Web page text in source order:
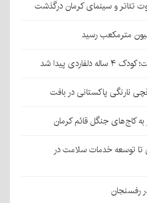
تئاتر و سینمای کرمان درگذشت
پیدا شد
جنگل قائم کرمان
تا توسعه خدمات سلامت در
رفسنجان